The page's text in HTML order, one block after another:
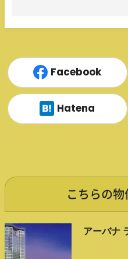
Facebook
Hatena
こちらの
アーバナ